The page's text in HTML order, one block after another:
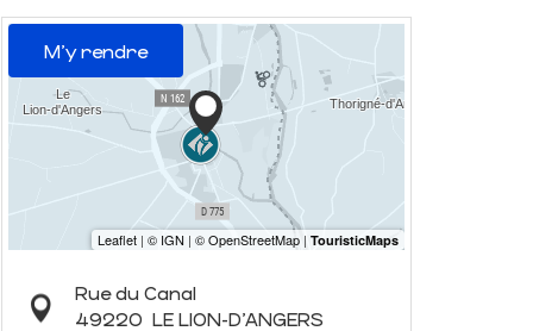
M'y rendre
Rue du Canal
49220 LE LION-D'ANGERS